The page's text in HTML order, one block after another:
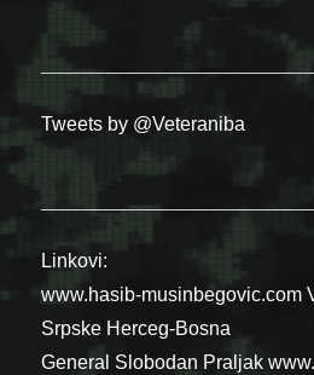
Tweets by @Veteraniba
Linkovi:
www.hasib-musinbegovic.com
Srpske Herceg-Bosna
General Slobodan Praljak